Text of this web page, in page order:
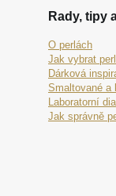
Rady, tipy
O perlách
Jak vybrat
Dárková
Smaltované a
Laboratorní
Jak správně